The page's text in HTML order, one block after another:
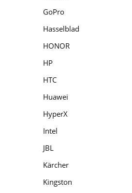
GoPro
Hasselblad
HONOR
HP
HTC
Huawei
HyperX
Intel
JBL
Kärcher
Kingston